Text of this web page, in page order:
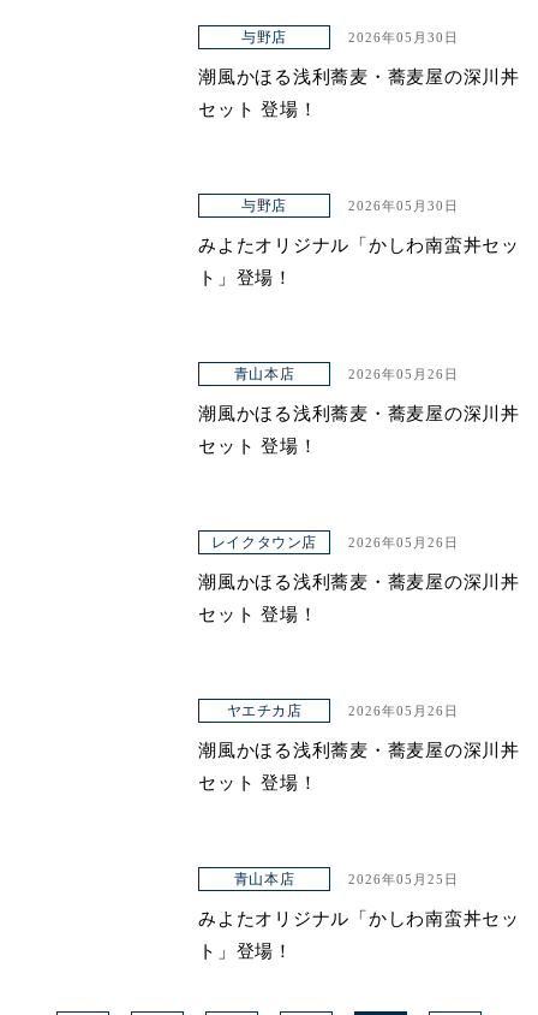
ヤエチカ店
与野店
店舗一覧
ヤエチカ店
与野店
アクセス
青山本店
与野店
与野店 2026年05月30日
潮風かほる浅利蕎麦・蕎麦屋の深川丼
セット 登場！
与野店 2026年05月30日
みよたオリジナル「かしわ南蛮丼セッ
ト」登場！
青山本店 2026年05月26日
潮風かほる浅利蕎麦・蕎麦屋の深川丼
セット 登場！
レイクタウン店 2026年05月26日
潮風かほる浅利蕎麦・蕎麦屋の深川丼
セット 登場！
ヤエチカ店 2026年05月26日
潮風かほる浅利蕎麦・蕎麦屋の深川丼
セット 登場！
青山本店 2026年05月25日
みよたオリジナル「かしわ南蛮丼セッ
ト」登場！